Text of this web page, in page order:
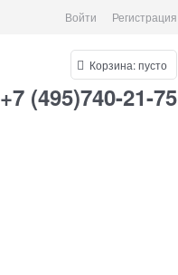
Войти Регистрация
Корзина:пусто
+7 (495)740-21-75